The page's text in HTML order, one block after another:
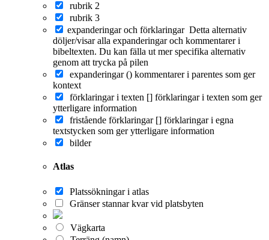
rubrik 2
rubrik 3
expanderingar och förklaringar Detta alternativ
döljer/visar alla expanderingar och kommentarer i
bibeltexten. Du kan fälla ut mer specifika alternativ
genom att trycka på pilen
expanderingar () kommentarer i parentes som ger
kontext
förklaringar i texten [] förklaringar i texten som ger
ytterligare information
fristående förklaringar [] förklaringar i egna
textstycken som ger ytterligare information
bilder
Atlas
Platssökningar i atlas
Gränser stannar kvar vid platsbyten
Vägkarta